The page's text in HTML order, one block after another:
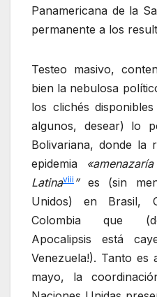
Panamericana de la
permanente a los
Testeo masivo,
bien la nebulosa
los clichés
algunos, desear) lo
Bolivariana, donde la
epidemia
Latinaviii ”es (sin
Unidos) en Brasil,
Colombia que
Apocalipsis está
Venezuela!). Tanto es
mayo, la